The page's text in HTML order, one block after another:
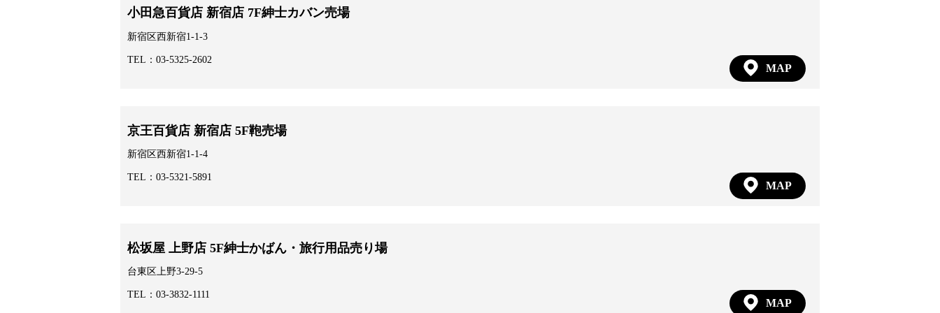
小田急百貨店 新宿店 7F紳士カバン売場
新宿区西新宿1-1-3
TEL：03-5325-2602
MAP
京王百貨店 新宿店 5F鞄売場
新宿区西新宿1-1-4
TEL：03-5321-5891
MAP
松坂屋 上野店 5F紳士かばん・旅行用品売り場
台東区上野3-29-5
TEL：03-3832-1111
MAP